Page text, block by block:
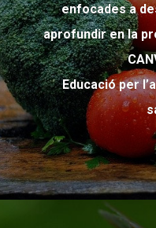
enfocades a
aprofundir en la
Educació per